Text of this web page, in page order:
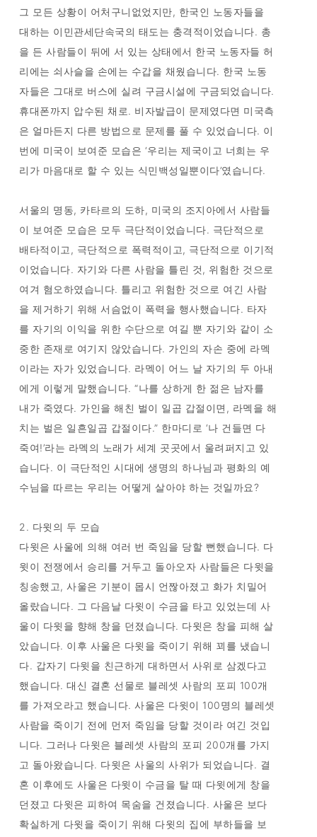
그 모든 상황이 어처구니없었지만, 한국인 노동자들을
대하는 이민관세단속국의 태도는 충격적이었습니다. 총
을 든 사람들이 뒤에 서 있는 상태에서 한국 노동자들 허
리에는 쇠사슬을 손에는 수갑을 채웠습니다. 한국 노동
자들은 그대로 버스에 실려 구금시설에 구금되었습니다.
휴대폰까지 압수된 채로. 비자발급이 문제였다면 미국측
은 얼마든지 다른 방법으로 문제를 풀 수 있었습니다. 이
번에 미국이 보여준 모습은 ‘우리는 제국이고 너희는 우
리가 마음대로 할 수 있는 식민백성일뿐이다’였습니다.
서울의 명동, 카타르의 도하, 미국의 조지아에서 사람들
이 보여준 모습은 모두 극단적이었습니다. 극단적으로
배타적이고, 극단적으로 폭력적이고, 극단적으로 이기적
이었습니다. 자기와 다른 사람을 틀린 것, 위험한 것으로
여겨 혐오하였습니다. 틀리고 위험한 것으로 여긴 사람
을 제거하기 위해 서슴없이 폭력을 행사했습니다. 타자
를 자기의 이익을 위한 수단으로 여길 뿐 자기와 같이 소
중한 존재로 여기지 않았습니다. 가인의 자손 중에 라멕
이라는 자가 있었습니다. 라멕이 어느 날 자기의 두 아내
에게 이렇게 말했습니다. “나를 상하게 한 젊은 남자를
내가 죽였다. 가인을 해친 벌이 일곱 갑절이면, 라멕을 해
치는 벌은 일흔일곱 갑절이다.” 한마디로 ‘나 건들면 다
죽여!’라는 라멕의 노래가 세계 곳곳에서 울려퍼지고 있
습니다. 이 극단적인 시대에 생명의 하나님과 평화의 예
수님을 따르는 우리는 어떻게 살아야 하는 것일까요?
2. 다윗의 두 모습
다윗은 사울에 의해 여러 번 죽임을 당할 뻔했습니다. 다
윗이 전쟁에서 승리를 거두고 돌아오자 사람들은 다윗을
칭송했고, 사울은 기분이 몹시 언짢아졌고 화가 치밀어
올랐습니다. 그 다음날 다윗이 수금을 타고 있었는데 사
울이 다윗을 향해 창을 던졌습니다. 다윗은 창을 피해 살
았습니다. 이후 사울은 다윗을 죽이기 위해 꾀를 냈습니
다. 갑자기 다윗을 친근하게 대하면서 사위로 삼겠다고
했습니다. 대신 결혼 선물로 블레셋 사람의 포피 100개
를 가져오라고 했습니다. 사울은 다윗이 100명의 블레셋
사람을 죽이기 전에 먼저 죽임을 당할 것이라 여긴 것입
니다. 그러나 다윗은 블레셋 사람의 포피 200개를 가지
고 돌아왔습니다. 다윗은 사울의 사위가 되었습니다. 결
혼 이후에도 사울은 다윗이 수금을 탈 때 다윗에게 창을
던졌고 다윗은 피하여 목숨을 건졌습니다. 사울은 보다
확실하게 다윗을 죽이기 위해 다윗의 집에 부하들을 보